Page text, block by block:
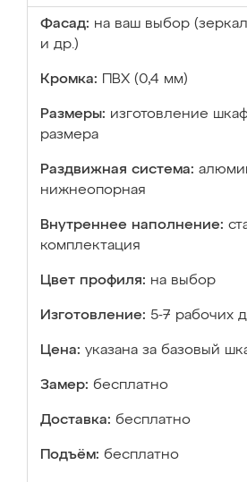
Фасад: на ваш выбор
и др.)
Кромка: ПВХ (0,4 мм)
Размеры: изготовление
размера
Раздвижная система:
нижнеопорная
Внутреннее наполнение:
комплектация
Цвет профиля: на выбор
Изготовление: 5-7 рабочих
Цена: указана за базовый
Замер: бесплатно
Доставка: бесплатно
Подъём: бесплатно